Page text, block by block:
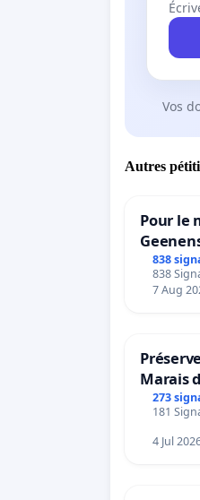
Vos
Autres
Pour le
838
838
7 Aug
Marais
273
181
4 Jul